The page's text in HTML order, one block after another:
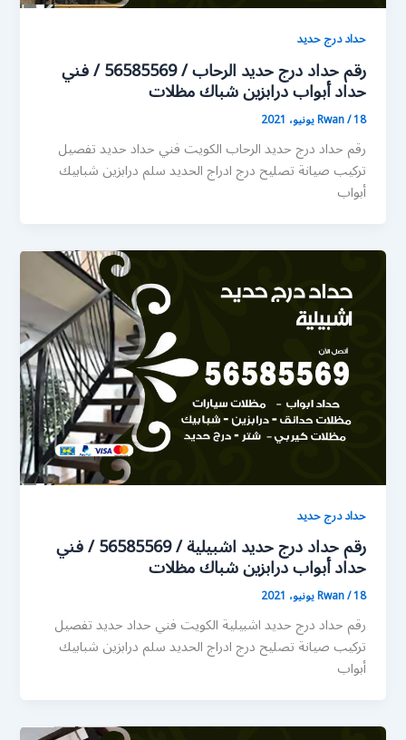
حداد درج حديد
رقم حداد درج حديد الرحاب / 56585569 / فني
حداد أبواب درابزين شباك مظلات
Rwan/18 يونيو، 2021
رقم حداد درج حديد الرحاب الكويت فني حداد حديد تفصيل
تركيب صيانة تصليح درج ادراج الحديد سلم درابزين شبابيك
أبواب
حداد درج حديد
رقم حداد درج حديد اشبيلية / 56585569 / فني
حداد أبواب درابزين شباك مظلات
Rwan/18 يونيو، 2021
رقم حداد درج حديد اشبيلية الكويت فني حداد حديد تفصيل
تركيب صيانة تصليح درج ادراج الحديد سلم درابزين شبابيك
أبواب